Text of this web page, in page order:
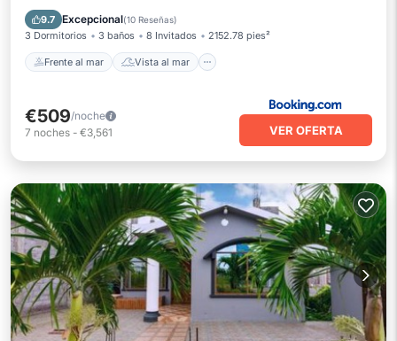
9.7 Excepcional(10 Reseñas)
3 Dormitorios 3 baños 8 Invitados 2152.78 pies²
Frente al mar Vista al mar
Balcón/Terraza
€509/noche
7 noches - €3,561 VER OFERTA